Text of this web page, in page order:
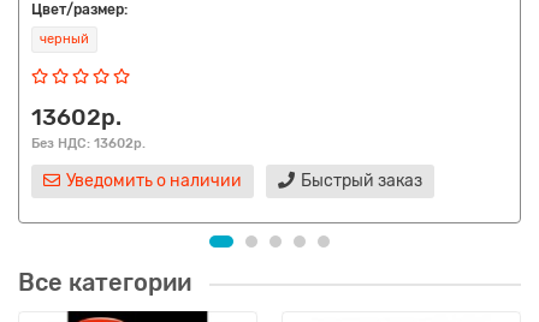
Цвет/размер:
черный
13602р.
Без НДС: 13602р.
Уведомить о наличии Быстрый заказ
Все категории